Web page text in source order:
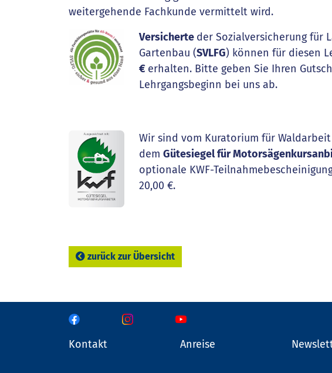
weitergehende Fachkunde vermittelt wird.
Versicherte der Sozialversicherung für
Gartenbau (SVLFG) können für diesen
€ erhalten. Bitte geben Sie Ihren
Lehrgangsbeginn bei uns ab.
Wir sind vom Kuratorium für
dem Gütesiegel für
optionale KWF-
20,00 €.
zurück zur Übersicht
Kontakt Anreise